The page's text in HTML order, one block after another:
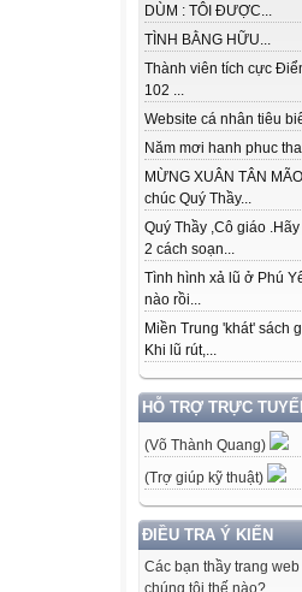
DÙM : TÔI ĐƯỢC...
TÌNH BẰNG HỮU...
Thành viên tích cực
102 ...
Website cá nhân tiêu
Năm mơi hanh phuc
MỪNG XUÂN TÂN
chúc Quý Thầy...
Quý Thầy ,Cô giáo
2 cách soạn...
Tình hình xả lũ ở Phú
nào rồi...
Miền Trung 'khát' sách
Khi lũ rút,...
HỖ TRỢ TRỰC
(Võ Thành Quang)
(Trợ giúp kỹ thuật)
ĐIỀU TRA Ý KIẾN
Các bạn thầy trang
chúng tôi thế nào?